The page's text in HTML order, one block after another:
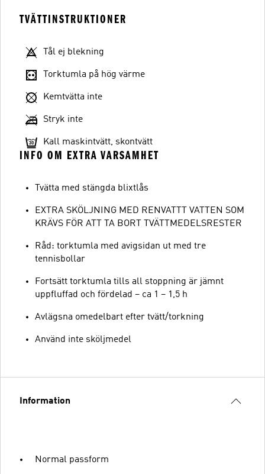
TVÄTTINSTRUKTIONER
Tål ej blekning
Torktumla på hög värme
Kemtvätta inte
Stryk inte
Kall maskintvätt, skontvätt
INFO OM EXTRA VARSAMHET
Tvätta med stängda blixtlås
EXTRA SKÖLJNING MED RENVATTT VATTEN SOM
KRÄVS FÖR ATT TA BORT TVÄTTMEDELSRESTER
Råd: torktumla med avigsidan ut med tre
tennisbollar
Fortsätt torktumla tills all stoppning är jämnt
uppfluffad och fördelad – ca 1 – 1,5 h
Avlägsna omedelbart efter tvätt/torkning
Använd inte sköljmedel
Information
Normal passform